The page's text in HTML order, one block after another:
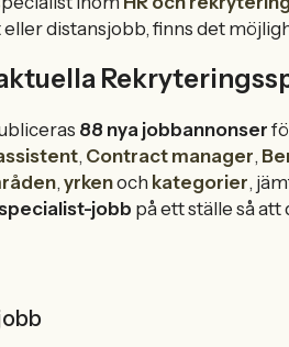
distansjobb, finns det
88 nya jobbannonser
, Contract manager,
,yrkenoch kategorier,
jobb på ett ställe så